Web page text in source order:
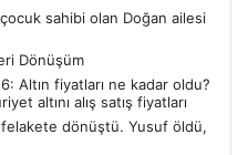
sahibi olan Doğan ailesi
Dönüşüm
Altın fiyatları ne kadar oldu?
altını alış satış fiyatları
felakete dönüştü. Yusuf öldü,